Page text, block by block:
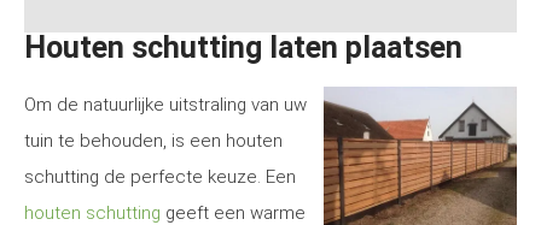
Houten schutting laten plaatsen
Om de natuurlijke uitstraling van uw
tuin te behouden, is een houten
schutting de perfecte keuze. Een
houten schutting geeft een warme